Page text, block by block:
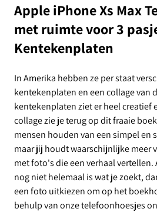
Apple iPhone Xs Max
met ruimte voor 3
Kentekenplaten
In Amerika hebben ze per staat
kentekenplaten en een collage van
kentekenplaten ziet er heel creatief
collage zie je terug op dit fraaie
mensen houden van een simpel en
maar jij houdt waarschijnlijke meer
met foto's die een verhaal
nog niet helemaal is wat je zoekt,
een foto uitkiezen om op het
behulp van onze telefoonhoesjes